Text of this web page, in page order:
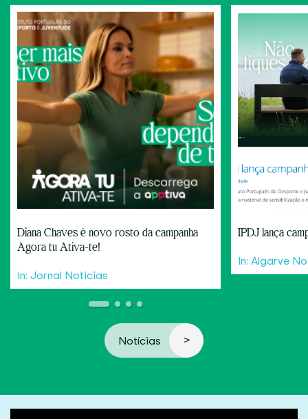
Diana Chaves é novo rosto da campanha
Agora tu Ativa-te!
In: Jornal Noticias
IPDJ lança
In: Algarve
Notícias